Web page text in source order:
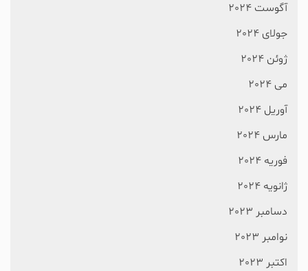
آگوست 2024
جولای 2024
ژوئن 2024
می 2024
آوریل 2024
مارس 2024
فوریه 2024
ژانویه 2024
دسامبر 2023
نوامبر 2023
اکتبر 2023